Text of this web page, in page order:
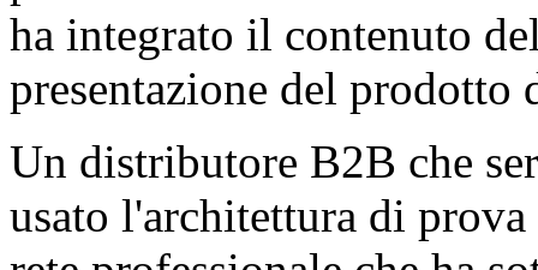
ha integrato il contenuto
presentazione del prodotto
Un distributore B2B che
usato l'architettura di